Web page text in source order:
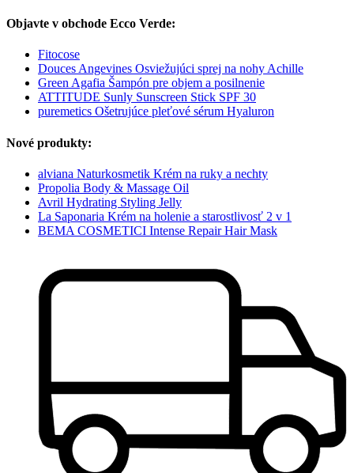
Objavte v obchode Ecco Verde:
Fitocose
Douces Angevines Osviežujúci sprej na nohy Achille
Green Agafia Šampón pre objem a posilnenie
ATTITUDE Sunly Sunscreen Stick SPF 30
puremetics Ošetrujúce pleťové sérum Hyaluron
Nové produkty:
alviana Naturkosmetik Krém na ruky a nechty
Propolia Body & Massage Oil
Avril Hydrating Styling Jelly
La Saponaria Krém na holenie a starostlivosť 2 v 1
BEMA COSMETICI Intense Repair Hair Mask